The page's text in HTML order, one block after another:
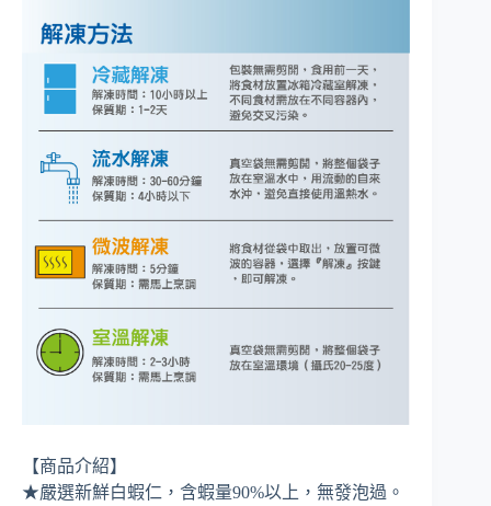
【商品介紹】
★嚴選新鮮白蝦仁，含蝦量90%以上，無發泡過。